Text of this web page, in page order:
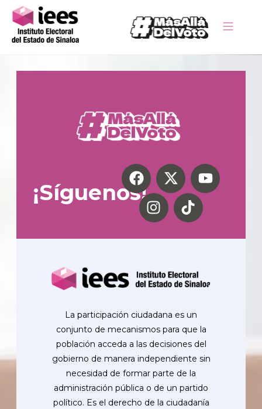
¡Síguenos!
La participación ciudadana es un
conjunto de mecanismos para que la
población acceda a las decisiones del
gobierno de manera independiente sin
necesidad de formar parte de la
administración pública o de un partido
político. Es el derecho de la ciudadanía